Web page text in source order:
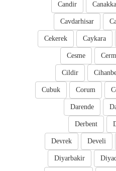
Candir
Cavdarhisar
Caykara
Cekerek
Cesme
Cildir
Corum
Cubuk
Darende
Derbent
Develi
Devrek
Diyarbakir